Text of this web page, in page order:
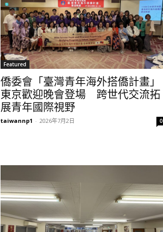
Featured
僑委會「臺灣青年海外搭僑計畫」
東京歡迎晚會登場 跨世代交流拓
展青年國際視野
taiwannp1 - 2026年7月2日 0